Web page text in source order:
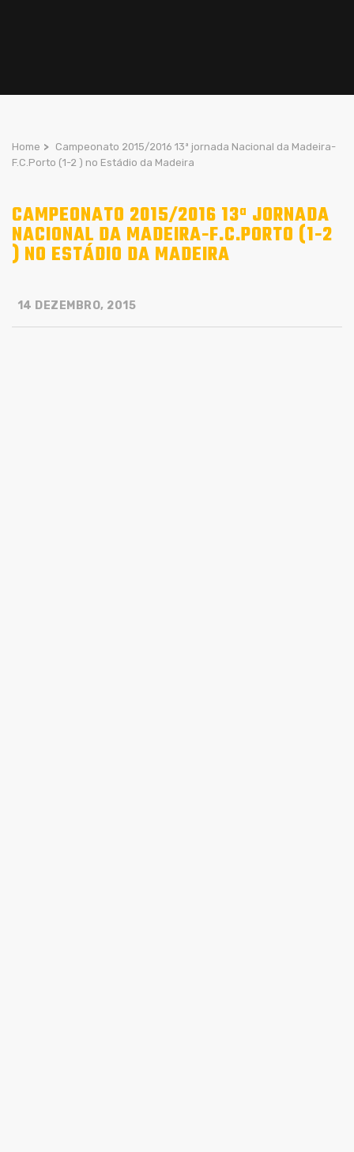
Home > Campeonato 2015/2016 13ª jornada Nacional da Madeira-
F.C.Porto (1-2 ) no Estádio da Madeira
CAMPEONATO 2015/2016 13ª JORNADA
NACIONAL DA MADEIRA-F.C.PORTO (1-2
) NO ESTÁDIO DA MADEIRA
14 DEZEMBRO, 2015